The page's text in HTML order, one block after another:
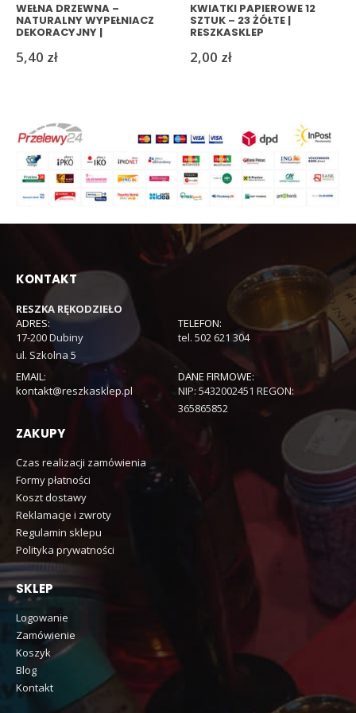
WEŁNA DRZEWNA –
NATURALNY WYPEŁNIACZ
DEKORACYJNY |
5,40 zł
KWIATKI PAPIEROWE 12
SZTUK – 23 ŻÓŁTE |
RESZKASKLEP
2,00 zł
KONTAKT
RESZKA RĘKODZIEŁO
ADRES:
17-200 Dubiny
ul. Szkolna 5
TELEFON:
tel. 502 621 304
EMAIL:
kontakt@reszkasklep.pl
DANE FIRMOWE:
NIP: 5432002451 REGON:
365865852
ZAKUPY
Czas realizacji zamówienia
Formy płatności
Koszt dostawy
Reklamacje i zwroty
Regulamin sklepu
Polityka prywatności
SKLEP
Logowanie
Zamówienie
Koszyk
Blog
Kontakt